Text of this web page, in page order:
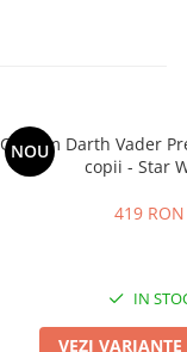
NOU
Costum Darth Vader
copii - Star
419 RON
IN
VEZI VARIANTE